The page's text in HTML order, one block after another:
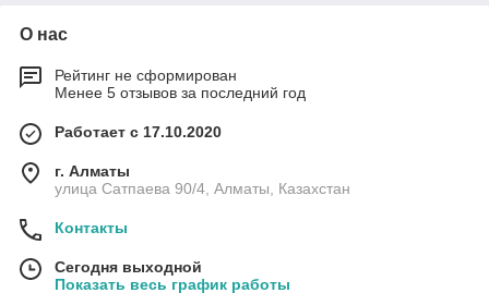
О нас
Рейтинг не сформирован
Менее 5 отзывов за последний год
Работает с 17.10.2020
г. Алматы
улица Сатпаева 90/4, Алматы, Казахстан
Контакты
Сегодня выходной
Показать весь график работы